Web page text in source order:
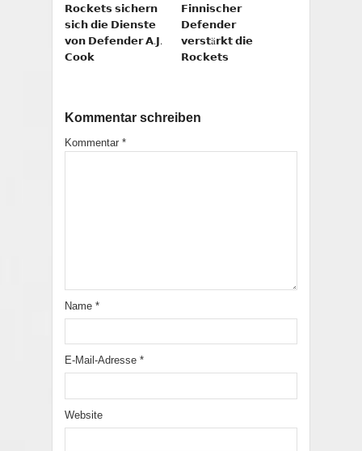
𝗥𝗼𝗰𝗸𝗲𝘁𝘀 𝘀𝗶𝗰𝗵𝗲𝗿𝗻
𝘀𝗶𝗰𝗵 𝗱𝗶𝗲 𝗗𝗶𝗲𝗻𝘀𝘁𝗲
𝘃𝗼𝗻 𝗗𝗲𝗳𝗲𝗻𝗱𝗲𝗿 𝗔.𝗝.
𝗖𝗼𝗼𝗸
𝗙𝗶𝗻𝗻𝗶𝘀𝗰𝗵𝗲𝗿
𝗗𝗲𝗳𝗲𝗻𝗱𝗲𝗿
𝘃𝗲𝗿𝘀𝘁ä𝗿𝗸𝘁 𝗱𝗶𝗲
𝗥𝗼𝗰𝗸𝗲𝘁𝘀
Kommentar schreiben
Kommentar *
Name *
E-Mail-Adresse *
Website